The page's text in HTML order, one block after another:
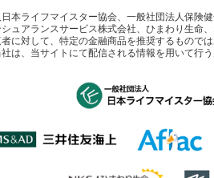
本ライフマイスター協会、一般社団法人保
ュアランスサービス株式会社、ひまわり生命
に対して、特定の金融商品を推奨するもので
は、当サイトにて配信される情報を用いて行